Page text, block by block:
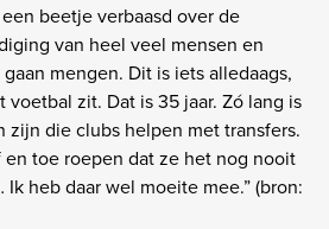
beetje verbaasd over de
van heel veel mensen en
mengen. Dit is iets alledaags,
zit. Dat is 35 jaar. Zó lang is
zijn die clubs helpen met transfers.
en toe roepen dat ze het nog nooit
heb daar wel moeite mee.” (bron: